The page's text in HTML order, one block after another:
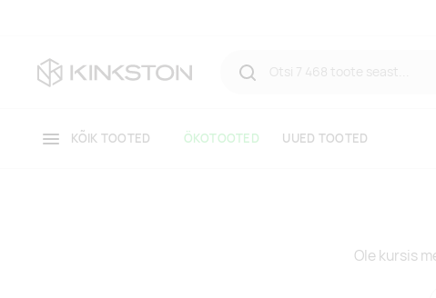
KÕIK TOOTED ÖKOTOOTED UUED TOOTED
Ole kursis